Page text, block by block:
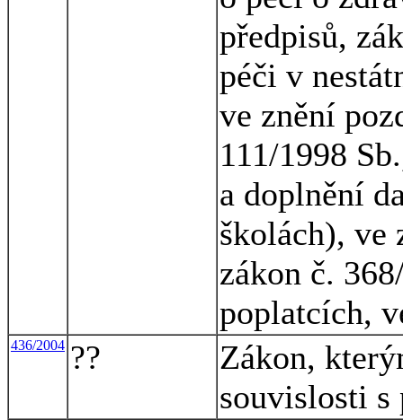
předpisů,
péči v
ve znění
111/1998
a doplnění
školách), ve
zákon č.
poplatcích,
436/2004 ??
Zákon,
souvislosti s